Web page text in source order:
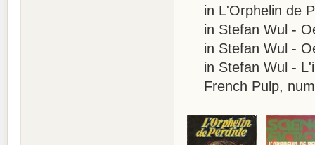
in L'Orphelin de
in Stefan Wul -
in Stefan Wul -
in Stefan Wul -
French Pulp,